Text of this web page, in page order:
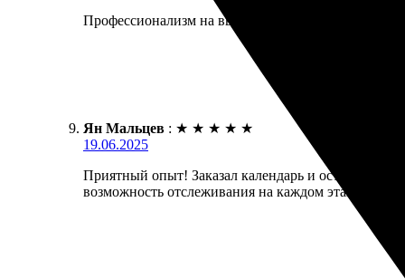
Профессионализм на высшем уровне. Сделала
Ян Мальцев : ★ ★ ★ ★ ★
19.06.2025
Приятный опыт! Заказал календарь и остался
возможность отслеживания на каждом этапе.